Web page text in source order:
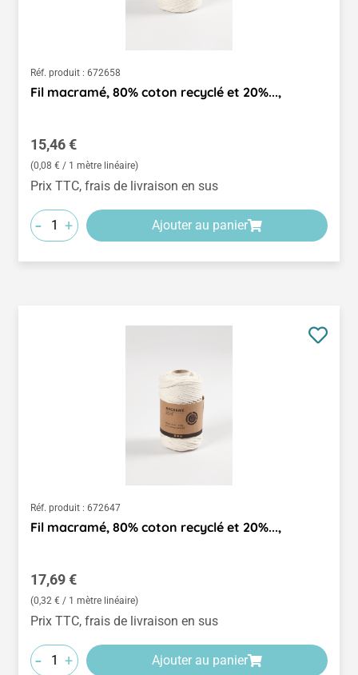
Réf. produit : 672658
Fil macramé, 80% coton recyclé et 20%...,
Prix régulier :
15,46 €
(0,08 € / 1 mètre linéaire)
Prix TTC, frais de livraison en sus
- + Ajouter au panier
Réf. produit : 672647
Fil macramé, 80% coton recyclé et 20%...,
Prix régulier :
17,69 €
(0,32 € / 1 mètre linéaire)
Prix TTC, frais de livraison en sus
- + Ajouter au panier